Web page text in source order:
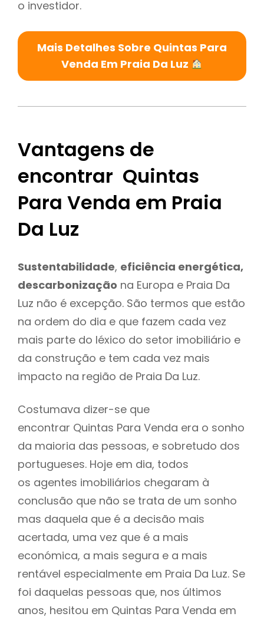
o investidor.
Mais Detalhes Sobre Quintas Para
Venda Em Praia Da Luz
Vantagens de
encontrar Quintas
Para Venda em Praia
Da Luz
Sustentabilidade, eficiência energética,
descarbonização na Europa e Praia Da
Luz não é excepção. São termos que estão
na ordem do dia e que fazem cada vez
mais parte do léxico do setor imobiliário e
da construção e tem cada vez mais
impacto na região de Praia Da Luz.
Costumava dizer-se que
encontrar Quintas Para Venda era o sonho
da maioria das pessoas, e sobretudo dos
portugueses. Hoje em dia, todos
os agentes imobiliários chegaram à
conclusão que não se trata de um sonho
mas daquela que é a decisão mais
acertada, uma vez que é a mais
económica, a mais segura e a mais
rentável especialmente em Praia Da Luz. Se
foi daquelas pessoas que, nos últimos
anos, hesitou em Quintas Para Venda em